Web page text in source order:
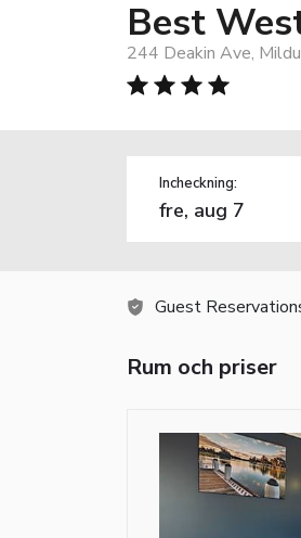
Best
244 Deakin Ave,
Incheckning:
Guest
Rum och priser